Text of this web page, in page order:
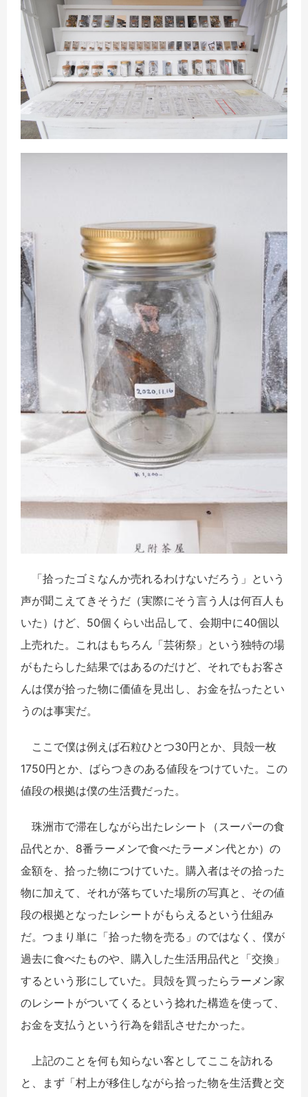
「拾ったゴミなんか売れるわけないだろう」という
声が聞こえてきそうだ（実際にそう言う人は何百人も
いた）けど、50個くらい出品して、会期中に40個以
上売れた。これはもちろん「芸術祭」という独特の場
がもたらした結果ではあるのだけど、それでもお客さ
んは僕が拾った物に価値を見出し、お金を払ったとい
うのは事実だ。
ここで僕は例えば石粒ひとつ30円とか、貝殻一枚
1750円とか、ばらつきのある値段をつけていた。この
値段の根拠は僕の生活費だった。
珠洲市で滞在しながら出たレシート（スーパーの食
品代とか、8番ラーメンで食べたラーメン代とか）の
金額を、拾った物につけていた。購入者はその拾った
物に加えて、それが落ちていた場所の写真と、その値
段の根拠となったレシートがもらえるという仕組み
だ。つまり単に「拾った物を売る」のではなく、僕が
過去に食べたものや、購入した生活用品代と「交換」
するという形にしていた。貝殻を買ったらラーメン家
のレシートがついてくるという捻れた構造を使って、
お金を支払うという行為を錯乱させたかった。
上記のことを何も知らない客としてここを訪れる
と、まず「村上が移住しながら拾った物を生活費と交